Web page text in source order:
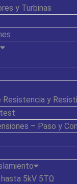
y Turbinas
Resistencia y
– Paso y
5kV 5TΩ